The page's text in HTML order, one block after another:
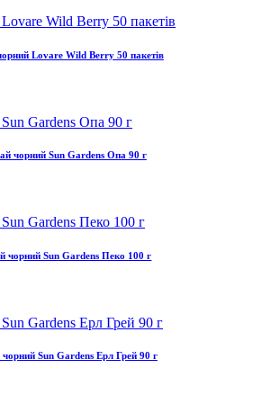
Lovare Wild Berry 50 пакетів
чорний Sun Gardens Опа 90 г
чорний Sun Gardens Пеко 100 г
Sun Gardens Ерл Грей 90 г